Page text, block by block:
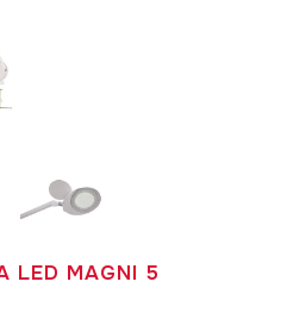
LED MAGNI 5